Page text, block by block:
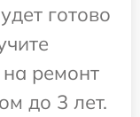
готово
ремонт
до 3 лет.